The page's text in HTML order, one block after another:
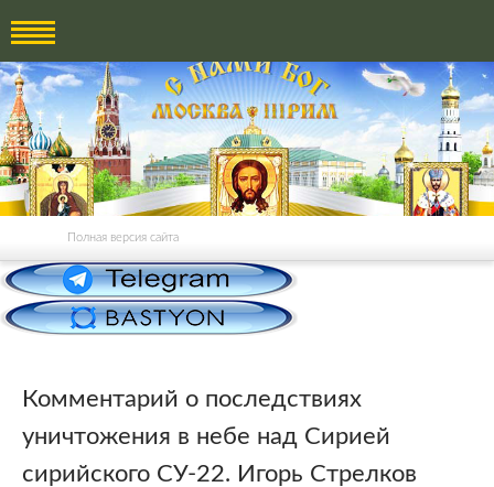
Полная версия сайта
Комментарий о последствиях
уничтожения в небе над Сирией
сирийского СУ-22. Игорь Стрелков